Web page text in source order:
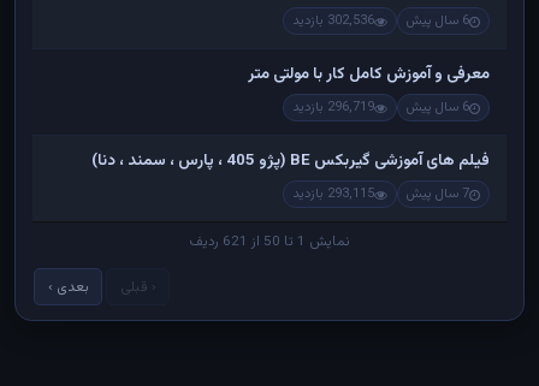
6 سال پیش 302,536 بازدید
معرفی و آموزش کامل کار با مولتی متر
6 سال پیش 296,719 بازدید
فیلم های آموزشی گیربکس BE (پژو 405 ، پارس ، سمند ، دنا)
7 سال پیش 293,115 بازدید
نمایش 1 تا 50 از 621 ردیف
‹ قبلی بعدی ›